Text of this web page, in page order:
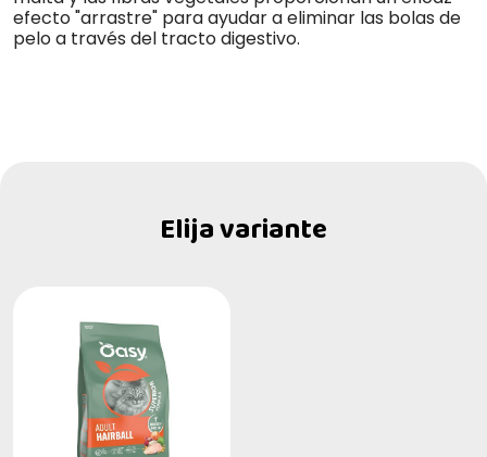
efecto "arrastre" para ayudar a eliminar las bolas de
pelo a través del tracto digestivo.
Elija variante